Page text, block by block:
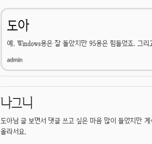
도아
예. Windows용은 잘 돌았지만 95용은 힘들었죠. 그
나그니
도아님 글 보면서 댓글 쓰고 싶은 마음 많이 들었지만
올라서요.